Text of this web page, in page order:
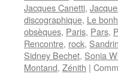
Jacques Canetti,
discographique, Le
obsèques, Paris, Pars,
Rencontre, rock,
Sidney Bechet, Sonia
Montand, Zénith |